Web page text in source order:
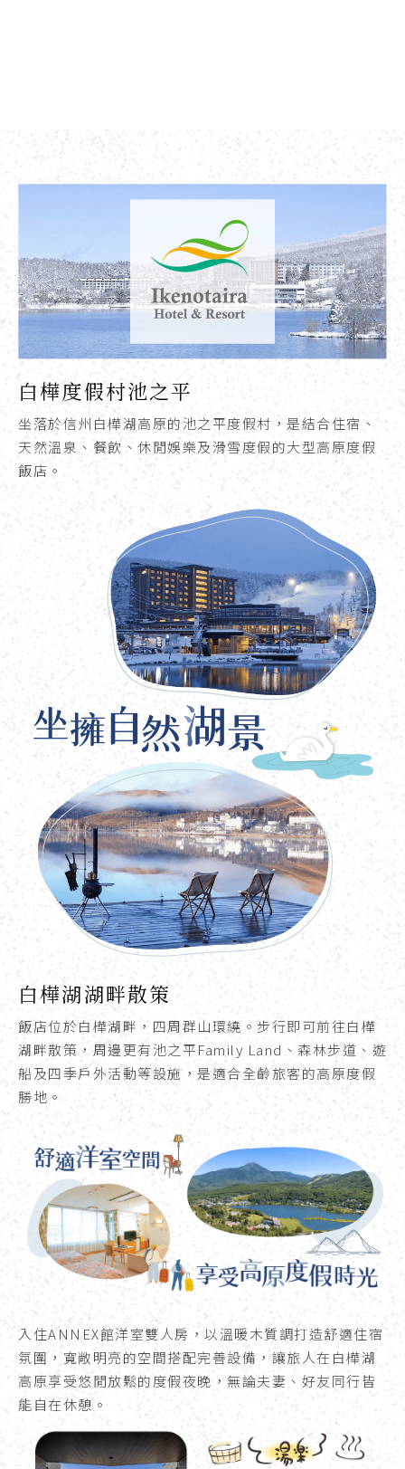
白樺度假村池之平
坐落於信州白樺湖高原的池之平度假村，是結合住宿、
天然溫泉、餐飲、休閒娛樂及滑雪度假的大型高原度假
飯店。
白樺湖湖畔散策
飯店位於白樺湖畔，四周群山環繞。步行即可前往白樺
湖畔散策，周邊更有池之平Family Land、森林步道、遊
船及四季戶外活動等設施，是適合全齡旅客的高原度假
勝地。
入住ANNEX館洋室雙人房，以溫暖木質調打造舒適住宿
氛圍，寬敞明亮的空間搭配完善設備，讓旅人在白樺湖
高原享受悠閒放鬆的度假夜晚，無論夫妻、好友同行皆
能自在休憩。